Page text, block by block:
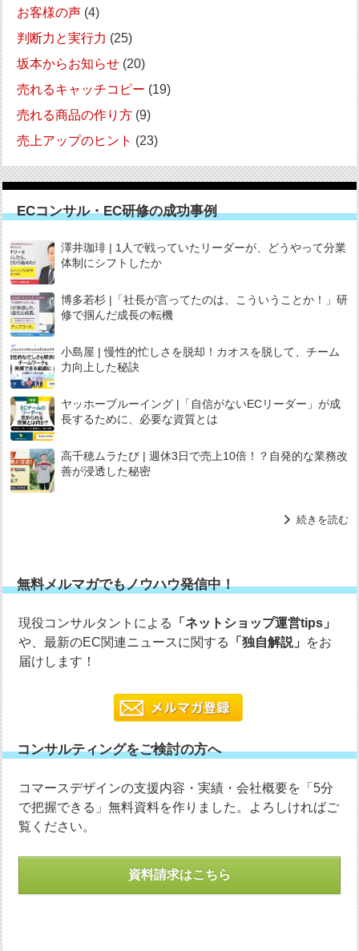
お客様の声 (4)
判断力と実行力 (25)
坂本からお知らせ (20)
売れるキャッチコピー (19)
売れる商品の作り方 (9)
売上アップのヒント (23)
ECコンサル・EC研修の成功事例
澤井珈琲 | 1人で戦っていたリーダーが、どうやって分業
体制にシフトしたか
博多若杉 |「社長が言ってたのは、こういうことか！」研
修で掴んだ成長の転機
小島屋 | 慢性的忙しさを脱却！カオスを脱して、チーム
力向上した秘訣
ヤッホーブルーイング |「自信がないECリーダー」が成
長するために、必要な資質とは
高千穂ムラたび | 週休3日で売上10倍！？自発的な業務改
善が浸透した秘密
続きを読む
無料メルマガでもノウハウ発信中！
現役コンサルタントによる
「ネットショップ運営tips」
や、最新のEC関連ニュースに関する
「独自解説」 をお
届けします！
コンサルティングをご検討の方へ
コマースデザインの支援内容・実績・会社概要を「5分
で把握できる」無料資料を作りました。よろしければご
覧ください。
資料請求はこちら